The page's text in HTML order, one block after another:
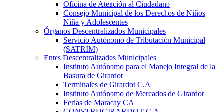
Oficina de Atención al Ciudadano
Consejo Municipal de los Derechos de Niños
Niña y Adolescentes
Órganos Descentralizados Municipales
Servicio Autónomo de Tributación Municipal
(SATRIM)
Entes Descentralizados Municipales
Instituto Autónomo para el Manejo Integral de la
Basura de Girardot
Terminales de Girardot C.A
Instituto Autónomo de Mercados de Girardot
Ferias de Maracay CA